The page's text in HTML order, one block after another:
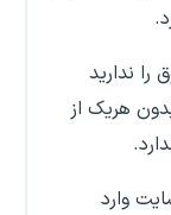
ندارید
هریک از
وارد